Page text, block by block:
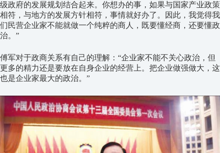
级政府的发展规划结合起来。你想办的事，如果与国家产业政策
相符，与地方的发展方针相符，事情就好办了。因此，我觉得我
们民营企业家不能就做一个纯粹的商人，既要懂经商，还要懂政
治。”
傅军对于政商关系有自己的理解：“企业家不能不关心政治，但
更多的精力还是要放在自身企业的经营上。把企业做强做大，这
也是企业家最大的政治。”